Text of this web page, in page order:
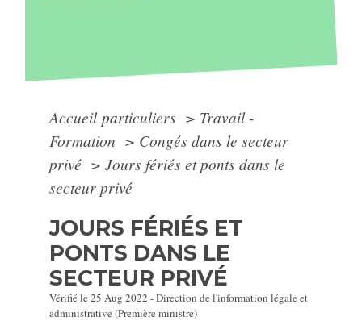
Accueil particuliers > Travail -
Formation > Congés dans le secteur
privé > Jours fériés et ponts dans le
secteur privé
JOURS FÉRIÉS ET
PONTS DANS LE
SECTEUR PRIVÉ
Vérifié le 25 Aug 2022 - Direction de l'information légale et
administrative (Première ministre)